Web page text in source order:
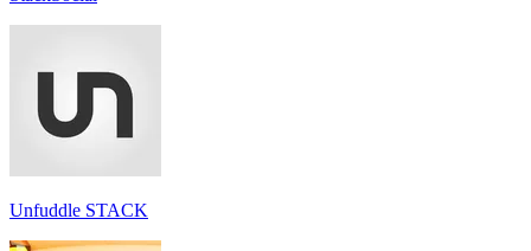
Unfuddle STACK